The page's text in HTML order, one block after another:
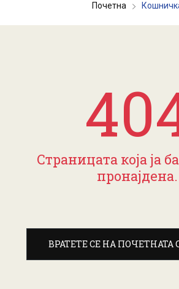
Почетна
Страницата која ја
пронајдена.
ВРАТЕТЕ СЕ НА ПОЧЕТНАТА